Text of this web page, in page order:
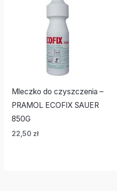
Mleczko do czyszczenia –
PRAMOL ECOFIX SAUER
850G
22,50 zł